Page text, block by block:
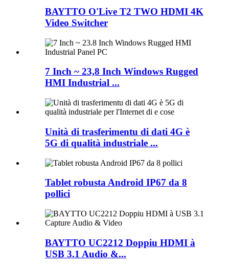
BAYTTO O'Live T2 TWO HDMI 4K
Video Switcher
7 Inch ~ 23,8 Inch Windows Rugged
HMI Industrial ...
Unità di trasferimentu di dati 4G è
5G di qualità industriale ...
Tablet robusta Android IP67 da 8
pollici
BAYTTO UC2212 Doppiu HDMI à
USB 3.1 Audio &...